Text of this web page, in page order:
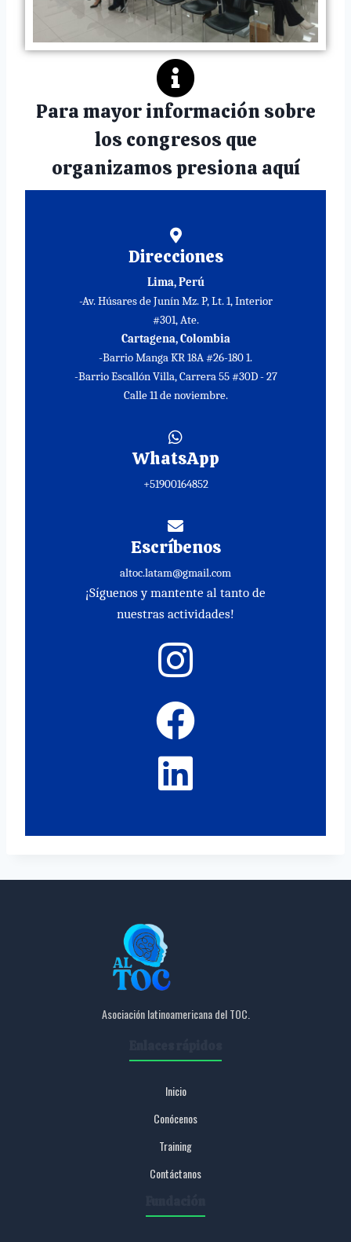
Para mayor información sobre
los congresos que
organizamos presiona aquí
Direcciones
Lima, Perú
-Av. Húsares de Junín Mz. P, Lt. 1, Interior
#301, Ate.
Cartagena, Colombia
-Barrio Manga KR 18A #26-180 1.
-Barrio Escallón Villa, Carrera 55 #30D - 27
Calle 11 de noviembre.
WhatsApp
+51900164852
Escríbenos
altoc.latam@gmail.com
¡Síguenos y mantente al tanto de
nuestras actividades!
Asociación latinoamericana del TOC.
Inicio
Conócenos
Training
Contáctanos